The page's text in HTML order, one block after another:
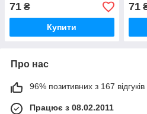
71 ₴
Купити
71
Про нас
96% позитивних з 167 відгуків
Працює з 08.02.2011